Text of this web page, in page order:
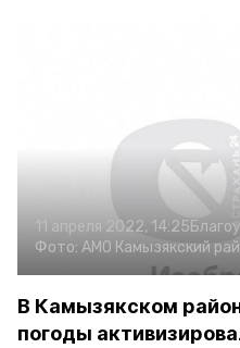
11 апреля 2022, 14:25
Фото: АМО Камызякский
В Камызякском
погоды